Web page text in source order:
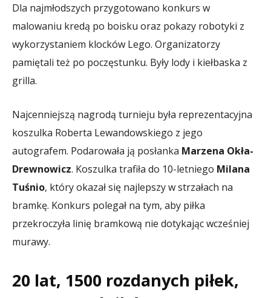
Dla najmłodszych przygotowano konkurs w
malowaniu kredą po boisku oraz pokazy robotyki z
wykorzystaniem klocków Lego. Organizatorzy
pamiętali też po poczęstunku. Były lody i kiełbaska z
grilla.
Najcenniejszą nagrodą turnieju była reprezentacyjna
koszulka Roberta Lewandowskiego z jego
autografem. Podarowała ją posłanka Marzena Okła-
Drewnowicz. Koszulka trafiła do 10-letniego Milana
Tuśnio, który okazał się najlepszy w strzałach na
bramkę. Konkurs polegał na tym, aby piłka
przekroczyła linię bramkową nie dotykając wcześniej
murawy.
20 lat, 1500 rozdanych piłek,